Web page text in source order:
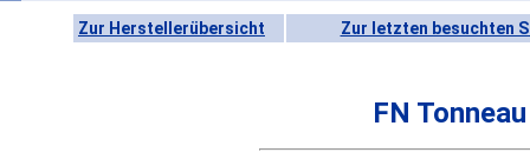
Zur Herstellerübersicht Zur letzten besuchten
FN Tonneau